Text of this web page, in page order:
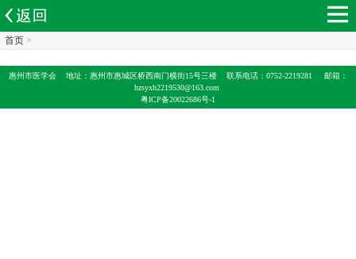
首页 >
惠州市医学会 地址： 惠州市惠城区桥西南门横街15号三楼 联系电话： 0752-2219281 邮箱：
hzsyxh2219530@163.com
粤ICP备20022686号-1